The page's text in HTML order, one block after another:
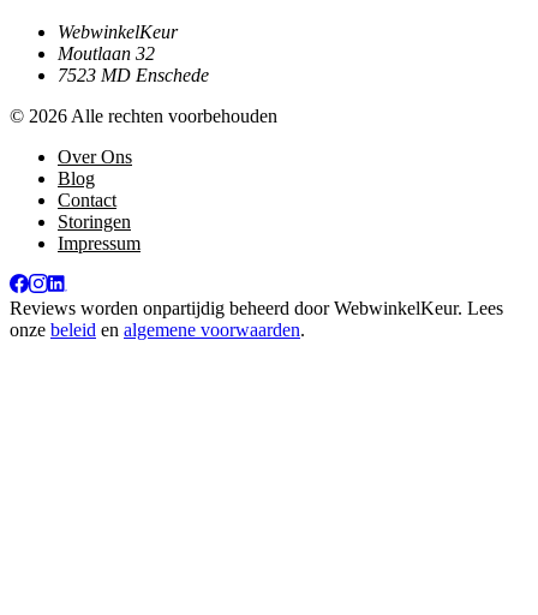
WebwinkelKeur
Moutlaan 32
7523 MD Enschede
© 2026 Alle rechten voorbehouden
Over Ons
Blog
Contact
Storingen
Impressum
Reviews worden onpartijdig beheerd doorWebwinkelKeur. Lees
onze beleid en algemene voorwaarden.